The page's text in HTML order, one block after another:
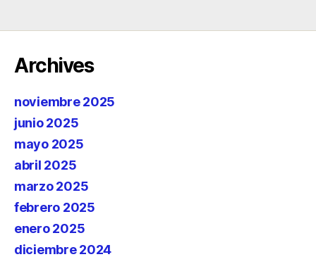
Archives
noviembre 2025
junio 2025
mayo 2025
abril 2025
marzo 2025
febrero 2025
enero 2025
diciembre 2024